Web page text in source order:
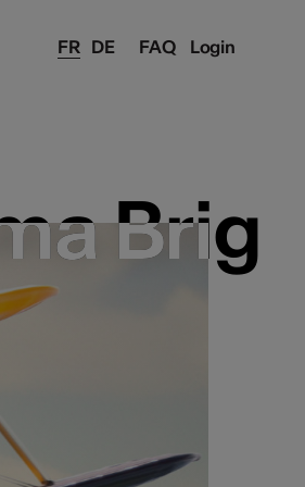
FAQ Login
FR DE
Brig
Brig